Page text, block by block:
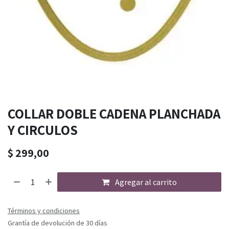
COLLAR DOBLE CADENA PLANCHADA
Y CIRCULOS
$ 299,00
Agregar al carrito
Términos y condiciones
Grantía de devolución de 30 días